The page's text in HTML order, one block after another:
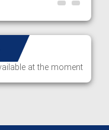
at the moment.